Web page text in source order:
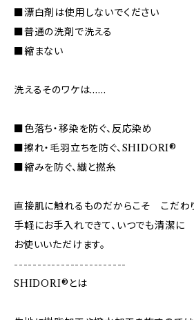
■漂白剤は使用しないでください
■普通の洗剤で洗える
■縮まない
洗えるそのワケは……
■色落ち・移染を防ぐ、反応染め
■擦れ・毛羽立ちを防ぐ、SHIDORI®
■縮みを防ぐ、織と撚糸
直接肌に触れるものだからこそ こだわ
手軽にお手入れできて、いつでも清潔に
お使いいただけます。
------------------------
SHIDORI®とは